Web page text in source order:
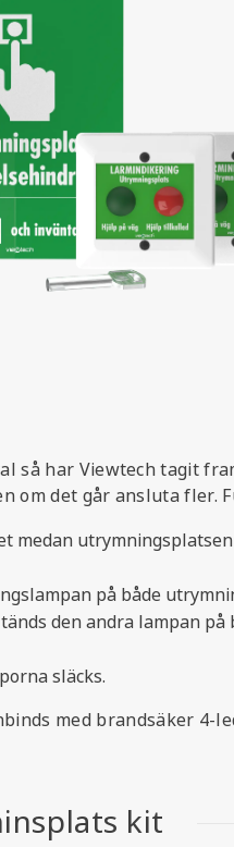
så har Viewtech tagit
om det går ansluta fler.
medan
på både
den andra lampan
släcks.
med brandsäker
kit